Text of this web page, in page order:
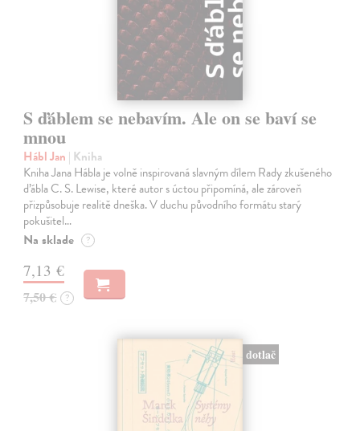
S ďáblem se nebavím. Ale on se baví se
mnou
Hábl Jan | Kniha
Kniha Jana Hábla je volně inspirovaná slavným dílem Rady zkušeného
ďábla C. S. Lewise, které autor s úctou připomíná, ale zároveň
přizpůsobuje realitě dneška. V duchu původního formátu starý
pokušitel…
Na sklade ?
7,13 €
7,50 € ?
dotlač